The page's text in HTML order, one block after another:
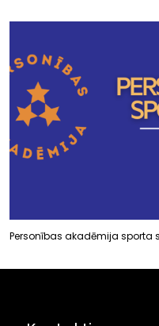
Personības akadēmija sporta